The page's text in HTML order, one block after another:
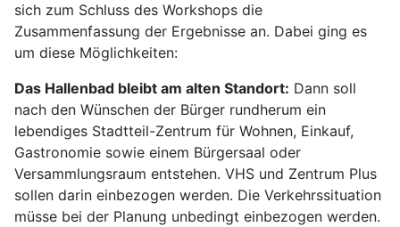
sich zum Schluss des Workshops die
Zusammenfassung der Ergebnisse an. Dabei ging es
um diese Möglichkeiten:
Das Hallenbad bleibt am alten Standort: Dann soll
nach den Wünschen der Bürger rundherum ein
lebendiges Stadtteil-Zentrum für Wohnen, Einkauf,
Gastronomie sowie einem Bürgersaal oder
Versammlungsraum entstehen. VHS und Zentrum Plus
sollen darin einbezogen werden. Die Verkehrssituation
müsse bei der Planung unbedingt einbezogen werden.